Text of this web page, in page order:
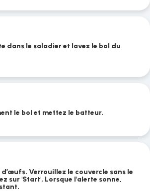
dans le saladier et lavez le bol du
le bol et mettez le batteur.
Verrouillez le couvercle sans le
sur 'Start'. Lorsque l'alerte sonne,